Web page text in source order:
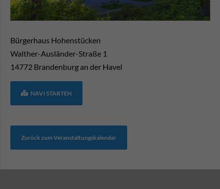
Bürgerhaus Hohenstücken
Walther-Ausländer-Straße 1
14772 Brandenburg an der Havel
NAVI STARTEN
Zurück zum Veranstaltungskalender